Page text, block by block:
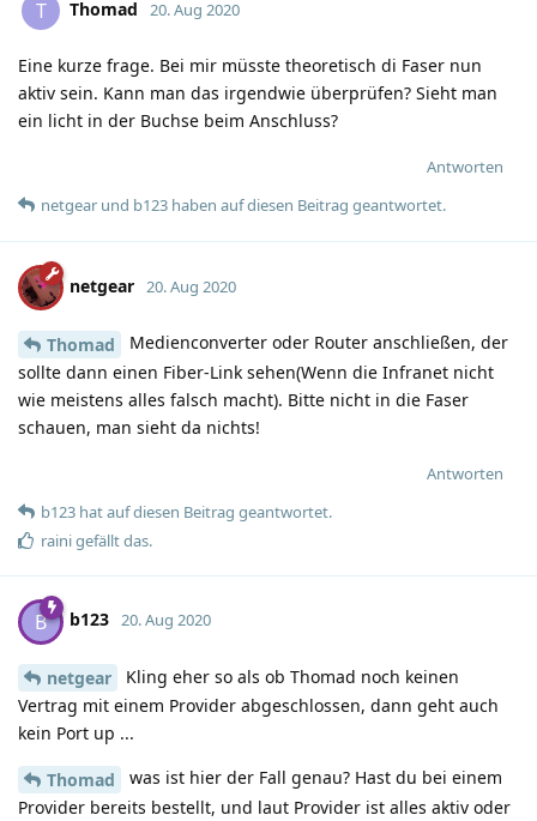
T Thomad 20. Aug 2020
Eine kurze frage. Bei mir müsste theoretisch di Faser nun
aktiv sein. Kann man das irgendwie überprüfen? Sieht man
ein licht in der Buchse beim Anschluss?
Antworten
netgear und b123 haben auf diesen Beitrag geantwortet.
netgear 20. Aug 2020
Thomad
Medienconverter oder Router anschließen, der
sollte dann einen Fiber-Link sehen(Wenn die Infranet nicht
wie meistens alles falsch macht). Bitte nicht in die Faser
schauen, man sieht da nichts!
Antworten
b123 hatauf diesen Beitrag geantwortet.
rainigefällt das.
B b123 20. Aug 2020
netgear
Kling eher so als ob Thomad noch keinen
Vertrag mit einem Provider abgeschlossen, dann geht auch
kein Port up ...
Thomad
was ist hier der Fall genau? Hast du bei einem
Provider bereits bestellt, und laut Provider ist alles aktiv oder